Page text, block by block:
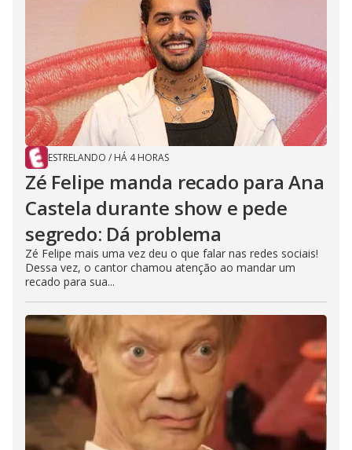
ESTRELANDO / HÁ 4 HORAS
Zé Felipe manda recado para Ana
Castela durante show e pede
segredo: Dá problema
Zé Felipe mais uma vez deu o que falar nas redes sociais!
Dessa vez, o cantor chamou atenção ao mandar um
recado para sua...